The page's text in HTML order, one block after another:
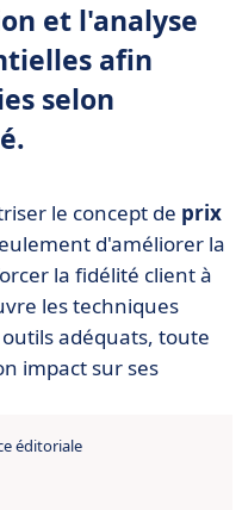
et l'analyse
afin
selon
le concept de prix
d'améliorer la
la fidélité client à
les techniques
adéquats, toute
impact sur ses
éditoriale